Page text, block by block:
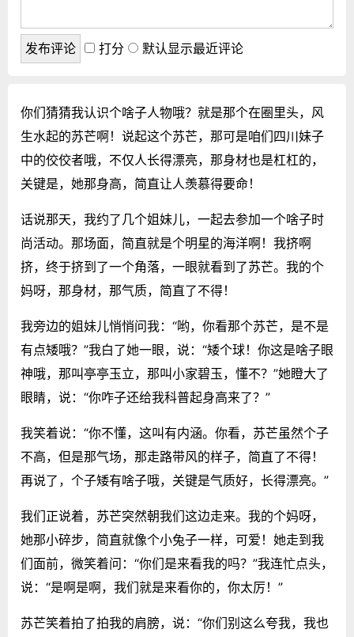
打分 默认显示最近评论
你们猜猜我认识个啥子人物哦？就是那个在圈里头，风
生水起的苏芒啊！说起这个苏芒，那可是咱们四川妹子
中的佼佼者哦，不仅人长得漂亮，那身材也是杠杠的，
关键是，她那身高，简直让人羡慕得要命！
话说那天，我约了几个姐妹儿，一起去参加一个啥子时
尚活动。那场面，简直就是个明星的海洋啊！我挤啊
挤，终于挤到了一个角落，一眼就看到了苏芒。我的个
妈呀，那身材，那气质，简直了不得！
我旁边的姐妹儿悄悄问我：“哟，你看那个苏芒，是不是
有点矮哦？”我白了她一眼，说：“矮个球！你这是啥子眼
神哦，那叫亭亭玉立，那叫小家碧玉，懂不？”她瞪大了
眼睛，说：“你咋子还给我科普起身高来了？”
我笑着说：“你不懂，这叫有内涵。你看，苏芒虽然个子
不高，但是那气场，那走路带风的样子，简直了不得！
再说了，个子矮有啥子哦，关键是气质好，长得漂亮。”
我们正说着，苏芒突然朝我们这边走来。我的个妈呀，
她那小碎步，简直就像个小兔子一样，可爱！她走到我
们面前，微笑着问：“你们是来看我的吗？”我连忙点头，
说：“是啊是啊，我们就是来看你的，你太厉！”
苏芒笑着拍了拍我的肩膀，说：“你们别这么夸我，我也